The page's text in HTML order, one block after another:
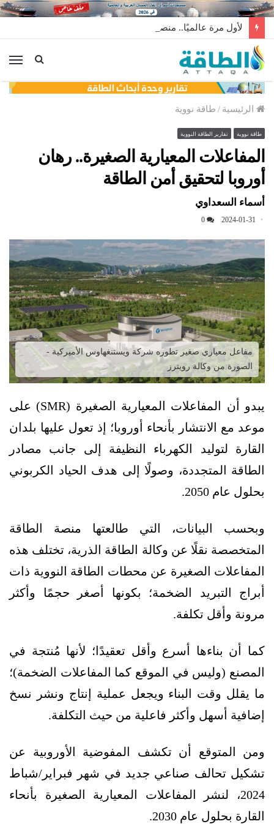
الرئيسية / طاقة نووية
طاقة نووية تقارير الطاقة النووية
المفاعلات المعيارية الصغيرة.. رهان
أوروبا لتحقيق أمن الطاقة
أسماء السعداوي
2024-01-31
0
مفاعل معياري صغير تطوره شركة ويستنغهاوس الأميركية -
الصورة من وكالة رويترز
يبدو أن المفاعلات المعيارية الصغيرة (SMR) على
موعد مع الانتشار بأنحاء أوروبا؛ إذ تعول عليها بلدان
القارة لتوليد الكهرباء النظيفة إلى جانب مصادر
الطاقة المتجددة، وصولًا إلى هدف الحياد الكربوني
بحلول عام 2050.
وبحسب البيانات، التي طالعتها منصة الطاقة
المتخصصة نقلًا عن وكالة الطاقة الذرية، تختلف هذه
المفاعلات الصغيرة عن محطات الطاقة النووية ذات
أبراج التبريد الضخمة؛ بكونها أصغر حجمًا وأكثر
مرونة وأقل تكلفة.
كما أن بناءها أسرع وأقل تعقيدًا؛ لأنها مُنتجة في
المصنع (وليس في الموقع كما المفاعلات الضخمة)؛
ما يقلل وقت البناء ويجعل عملية إنتاج ونشر نسخ
إضافية أسهل وأكثر فاعلية من حيث التكلفة.
ومن المتوقع أن تكشف المفوضية الأوروبية عن
تشكيل تحالف صناعي جديد في شهر فبراير/شباط
2024، لنشر المفاعلات المعيارية الصغيرة بأنحاء
القارة بحلول عام 2030.